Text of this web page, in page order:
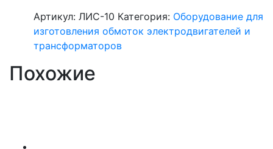
Артикул: ЛИС-10 Категория: Оборудование для
изготовления обмоток электродвигателей и
трансформаторов
Похожие